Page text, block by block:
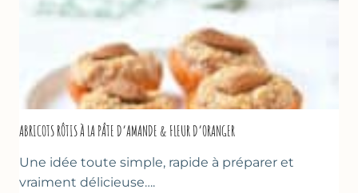
ABRICOTS RÔTIS À LA PÂTE D’AMANDE & FLEUR D’ORANGER
Une idée toute simple, rapide à préparer et
vraiment délicieuse….